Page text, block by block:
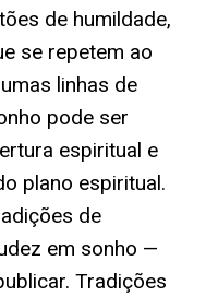
de humildade,
se repetem ao
linhas de
pode ser
espiritual e
plano espiritual.
de
em sonho —
Tradições